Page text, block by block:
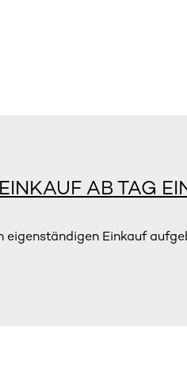
AB TAG
eigenständigen Einkauf